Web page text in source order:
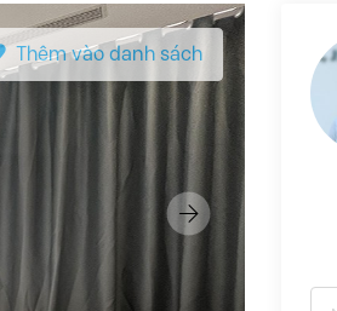
Thêm vào danh sách